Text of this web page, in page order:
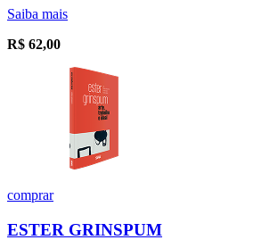
Saiba mais
R$ 62,00
comprar
ESTER GRINSPUM